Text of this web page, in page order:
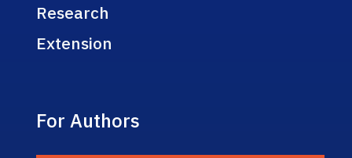
Research
Extension
For Authors